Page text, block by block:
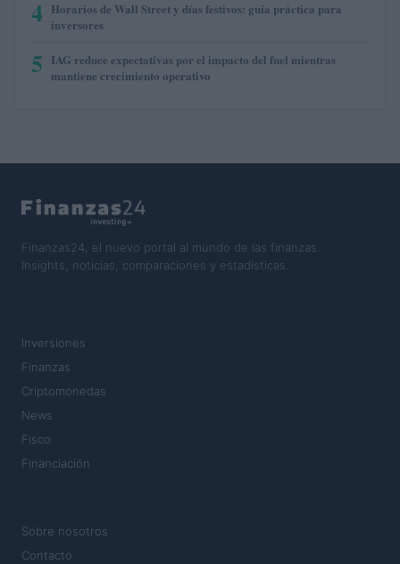
4 Horarios de Wall Street y días festivos: guía práctica para
inversores
5 IAG reduce expectativas por el impacto del fuel mientras
mantiene crecimiento operativo
Finanzas24, el nuevo portal al mundo de las finanzas.
Insights, noticias, comparaciones y estadísticas.
Inversiones
Finanzas
Criptomonedas
News
Fisco
Financiación
Sobre nosotros
Contacto